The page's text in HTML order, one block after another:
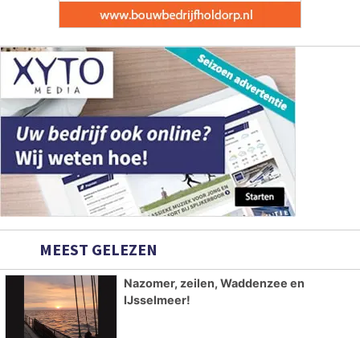
MEEST GELEZEN
Nazomer, zeilen, Waddenzee en
IJsselmeer!